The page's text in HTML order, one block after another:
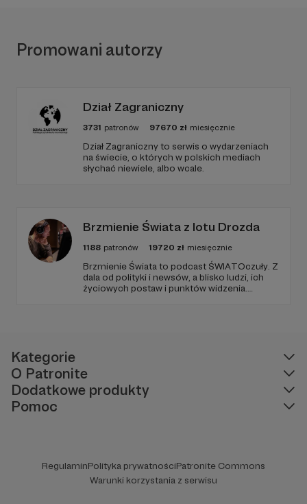
Promowani autorzy
Dział Zagraniczny
3731 patronów 97670 zł miesięcznie
Dział Zagraniczny to serwis o wydarzeniach
na świecie, o których w polskich mediach
słychać niewiele, albo wcale.
Brzmienie Świata z lotu Drozda
1188 patronów 19720 zł miesięcznie
Brzmienie Świata to podcast ŚWIATOczuły. Z
dala od polityki i newsów, a blisko ludzi, ich
życiowych postaw i punktów widzenia.
Kategorie
O Patronite
Dodatkowe produkty
Pomoc
RegulaminPolityka prywatnościPatronite Commons
Warunki korzystania z serwisu